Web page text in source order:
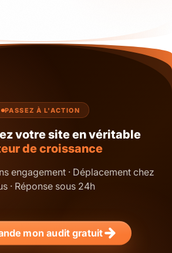
PASSEZ À L'ACTION
votre site en véritable
de croissance
engagement · Déplacement chez
· Réponse sous 24h
mon audit gratuit